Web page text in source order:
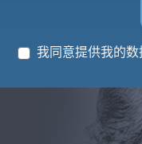
我同意提供我的数